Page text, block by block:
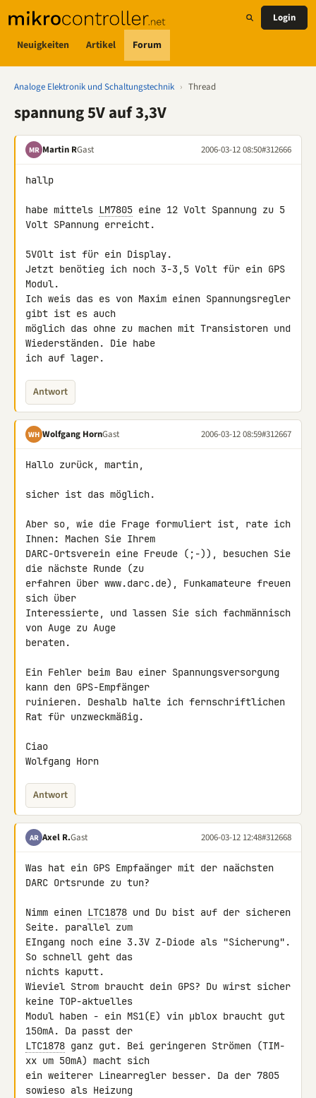
Neuigkeiten Artikel Forum
Login
Analoge Elektronik und Schaltungstechnik › Thread
spannung 5V auf 3,3V
MR Martin RGast 2006-03-12 08:50#312666
hallp
habe mittels LM7805 eine 12 Volt Spannung zu 5
Volt SPannung erreicht.
5VOlt ist für ein Display.
Jetzt benötieg ich noch 3-3,5 Volt für ein GPS
Modul.
Ich weis das es von Maxim einen Spannungsregler
gibt ist es auch
möglich das ohne zu machen mit Transistoren und
Wiederständen. Die habe
ich auf lager.
Antwort
WH Wolfgang HornGast 2006-03-12 08:59#312667
Hallo zurück, martin,
sicher ist das möglich.
Aber so, wie die Frage formuliert ist, rate ich
Ihnen: Machen Sie Ihrem
DARC-Ortsverein eine Freude (;-)), besuchen Sie
die nächste Runde (zu
erfahren über www.darc.de), Funkamateure freuen
sich über
Interessierte, und lassen Sie sich fachmännisch
von Auge zu Auge
beraten.
Ein Fehler beim Bau einer Spannungsversorgung
kann den GPS-Empfänger
ruinieren. Deshalb halte ich fernschriftlichen
Rat für unzweckmäßig.
Ciao
Wolfgang Horn
Antwort
AR Axel R.Gast 2006-03-12 12:48#312668
Was hat ein GPS Empfaänger mit der naächsten
DARC Ortsrunde zu tun?
Nimm einen LTC1878 und Du bist auf der sicheren
Seite. parallel zum
EIngang noch eine 3.3V Z-Diode als "Sicherung".
So schnell geht das
nichts kaputt.
Wieviel Strom braucht dein GPS? Du wirst sicher
keine TOP-aktuelles
Modul haben - ein MS1(E) vin µblox braucht gut
LTC1878 ganz gut. Bei geringeren Strömen (TIM-
xx um 50mA) macht sich
ein weiterer Linearregler besser. Da der 7805
sowieso als Heizung